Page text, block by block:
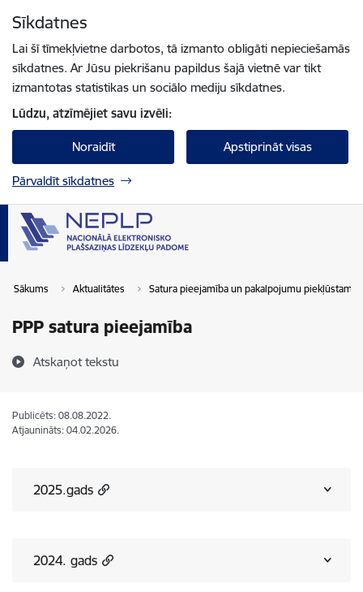
Sīkdatnes
Lai šī tīmekļvietne darbotos, tā izmanto obligāti nepieciešamās
sīkdatnes. Ar Jūsu piekrišanu papildus šajā vietnē var tikt
izmantotas statistikas un sociālo mediju sīkdatnes.
Lūdzu, atzīmējiet savu izvēli:
Noraidīt Apstiprināt visas
Pārvaldīt sīkdatnes
Sākums Aktualitātes Satura pieejamība un pakalpojumu
PPP satura pieejamība
Atskaņot tekstu
Publicēts: 08.08.2022.
Atjaunināts: 04.02.2026.
2025.gads
2024. gads